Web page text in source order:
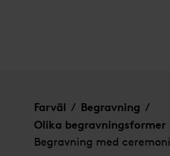
Farväl / Begravning /
Olika begravningsformer
Begravning med ceremoni